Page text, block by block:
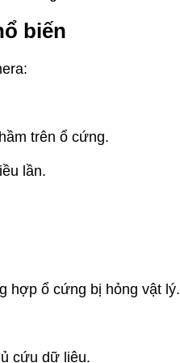
biến
trên ổ cứng.
lần.
hợp ổ cứng bị hỏng vật lý.
cứu dữ liệu.